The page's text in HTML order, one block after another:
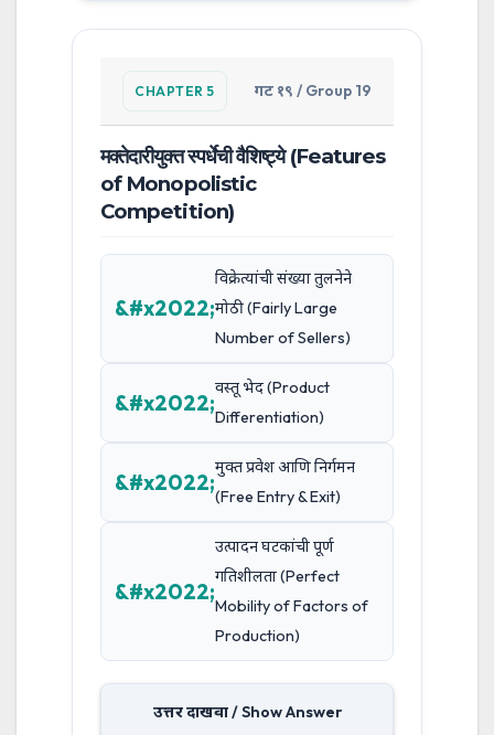
CHAPTER 5 गट १९ / Group 19
मक्तेदारीयुक्त स्पर्धेची वैशिष्ट्ये (Features
of Monopolistic
Competition)
विक्रेत्यांची संख्या तुलनेने
मोठी (Fairly Large
Number of Sellers)
वस्तू भेद (Product
Differentiation)
मुक्त प्रवेश आणि निर्गमन
(Free Entry & Exit)
उत्पादन घटकांची पूर्ण
गतिशीलता (Perfect
Mobility of Factors of
Production)
उत्तर दाखवा / Show Answer